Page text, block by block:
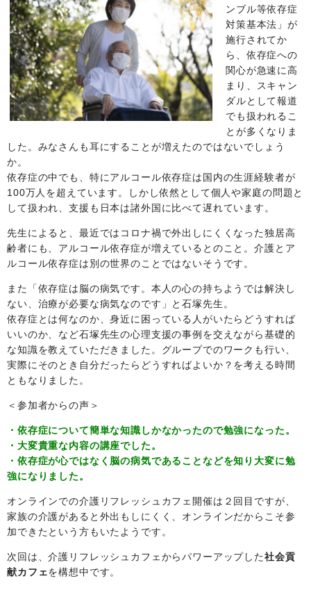
ンブル等依存症
対策基本法」が
施行されてか
ら、依存症への
関心が急速に高
まり、スキャン
ダルとして報道
でも扱われるこ
とが多くなりま
した。みなさんも耳にすることが増えたのではないでしょう
か。
依存症の中でも、特にアルコール依存症は国内の生涯経験者が
100万人を超えています。しかし依然として個人や家庭の問題と
して扱われ、支援も日本は諸外国に比べて遅れています。
先生によると、最近ではコロナ禍で外出しにくくなった独居高
齢者にも、アルコール依存症が増えているとのこと。介護とア
ルコール依存症は別の世界のことではないそうです。
また「依存症は脳の病気です。本人の心の持ちようでは解決し
ない、治療が必要な病気なのです」と石塚先生。
依存症とは何なのか、身近に困っている人がいたらどうすれば
いいのか、など石塚先生の心理支援の事例を交えながら基礎的
な知識を教えていただきました。グループでのワークも行い、
実際にそのとき自分だったらどうすればよいか？を考える時間
ともなりました。
＜参加者からの声＞
・依存症について簡単な知識しかなかったので勉強になった。
・大変貴重な内容の講座でした。
・依存症が心ではなく脳の病気であることなどを知り大変に勉
強になりました。
オンラインでの介護リフレッシュカフェ開催は２回目ですが、
家族の介護があると外出もしにくく、オンラインだからこそ参
加できたという方もいたようです。
次回は、介護リフレッシュカフェからパワーアップした社会貢
献カフェを構想中です。